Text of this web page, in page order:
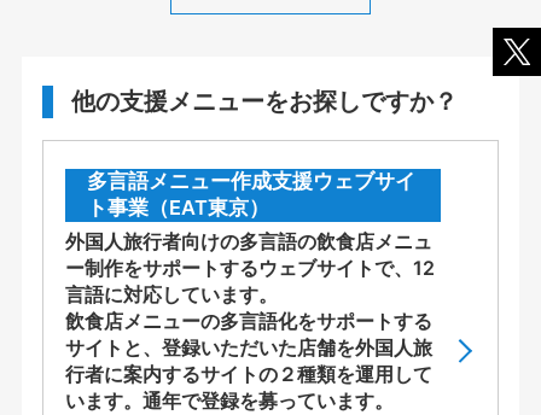
他の支援メニューをお探しですか？
多言語メニュー作成支援ウェブサイ
ト事業（EAT東京）
外国人旅行者向けの多言語の飲食店メニュ
ー制作をサポートするウェブサイトで、12
言語に対応しています。
飲食店メニューの多言語化をサポートする
サイトと、登録いただいた店舗を外国人旅
行者に案内するサイトの２種類を運用して
います。通年で登録を募っています。